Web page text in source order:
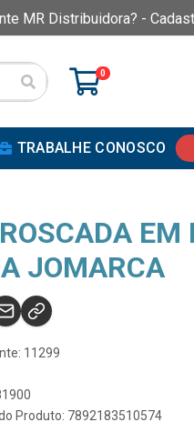
MR Distribuidora? -
0
TRABALHE CONOSCO
JOMARCA
11299
Produto: 7892183510574